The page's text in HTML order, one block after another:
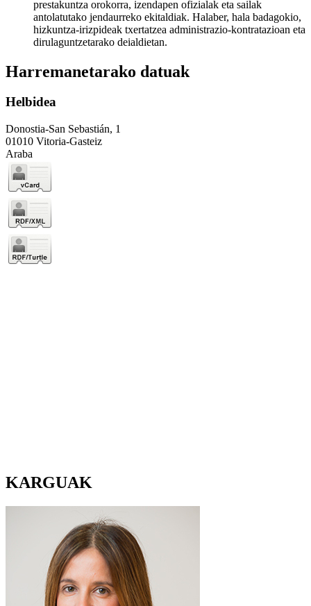
prestakuntza orokorra, izendapen ofizialak eta sailak
antolatutako jendaurreko ekitaldiak. Halaber, hala badagokio,
hizkuntza-irizpideak txertatzea administrazio-kontratazioan eta
dirulaguntzetarako deialdietan.
Harremanetarako datuak
Helbidea
Donostia-San Sebastián, 1
01010 Vitoria-Gasteiz
Araba
KARGUAK